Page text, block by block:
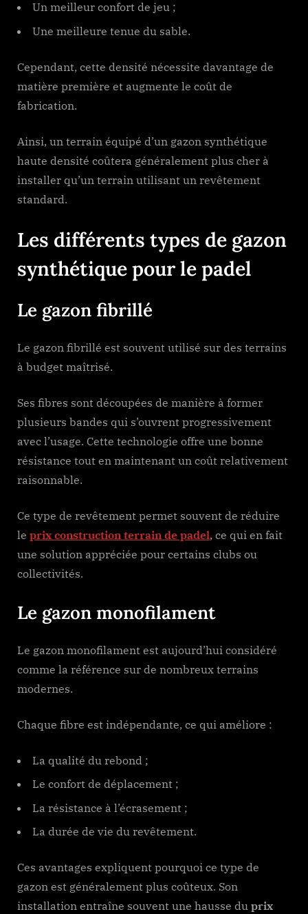
Un meilleur confort de jeu ;
Une meilleure tenue du sable.
Cependant, cette densité nécessite davantage de
matière première et augmente le coût de
fabrication.
Ainsi, un terrain équipé d’un gazon synthétique
haute densité coûtera généralement plus cher à
installer qu’un terrain utilisant un revêtement
standard.
Les différents types de gazon
synthétique pour le padel
Le gazon fibrillé
Le gazon fibrillé est souvent utilisé sur des terrains
à budget maîtrisé.
Ses fibres sont découpées de manière à former
plusieurs bandes qui s’ouvrent progressivement
avec l’usage. Cette technologie offre une bonne
résistance tout en maintenant un coût relativement
raisonnable.
Ce type de revêtement permet souvent de réduire
le prix construction terrain de padel, ce qui en fait
une solution appréciée pour certains clubs ou
collectivités.
Le gazon monofilament
Le gazon monofilament est aujourd’hui considéré
comme la référence sur de nombreux terrains
modernes.
Chaque fibre est indépendante, ce qui améliore :
La qualité du rebond ;
Le confort de déplacement ;
La résistance à l’écrasement ;
La durée de vie du revêtement.
Ces avantages expliquent pourquoi ce type de
gazon est généralement plus coûteux. Son
installation entraîne souvent une hausse du prix